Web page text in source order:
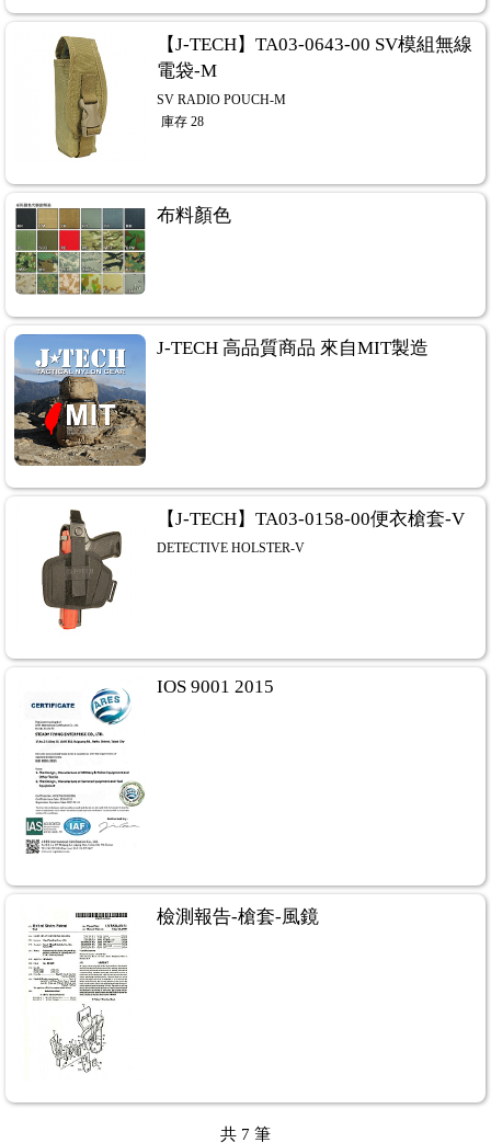
【J-TECH】TA03-0643-00 SV模組無線
電袋-M
SV RADIO POUCH-M
庫存 28
布料顏色
J-TECH 高品質商品 來自MIT製造
【J-TECH】TA03-0158-00便衣槍套-V
DETECTIVE HOLSTER-V
IOS 9001 2015
檢測報告-槍套-風鏡
共 7 筆